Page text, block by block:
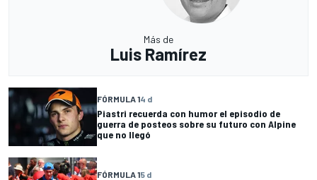
Más de
Luis Ramírez
FÓRMULA 14 d
Piastri recuerda con humor el episodio de
guerra de posteos sobre su futuro con Alpine
que no llegó
FÓRMULA 15 d